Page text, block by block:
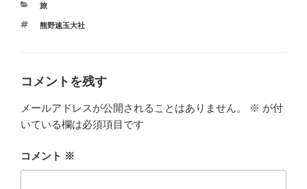
カ
ゴ
旅
タ
熊野速玉大社
コメントを残す
メールアドレスが公開されることはありません。 ※ が付
いている欄は必須項目です
コメント ※